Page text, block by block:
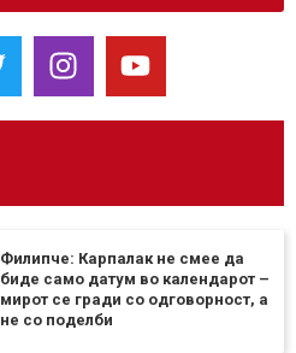
Филипче: Карпалак не смее да
биде само датум во календарот –
мирот се гради со одговорност, а
не со поделби